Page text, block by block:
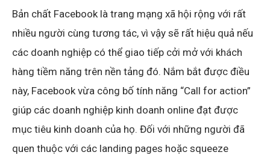
Bản chất Facebook là trang mạng xã hội rộng với rất
nhiều người cùng tương tác, vì vậy sẽ rất hiệu quả nếu
các doanh nghiệp có thể giao tiếp cởi mở với khách
hàng tiềm năng trên nền tảng đó. Nắm bắt được điều
này, Facebook vừa công bố tính năng “Call for action”
giúp các doanh nghiệp kinh doanh online đạt được
mục tiêu kinh doanh của họ. Đối với những người đã
quen thuộc với các landing pages hoặc squeeze